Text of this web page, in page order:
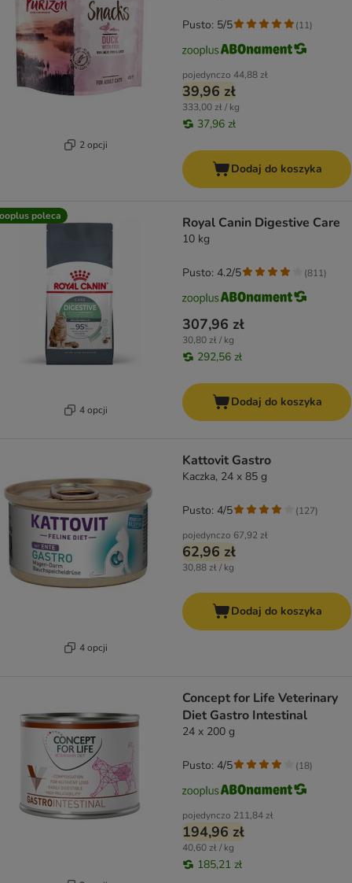
2 opcji
pojedynczo 44,88 zł
39,96 zł
333,00 zł / kg
37,96 zł
Pusto: 5/5 (11)
Dodaj do koszyka
poleca
4 opcji
Royal Canin Digestive Care
10 kg
307,96 zł
30,80 zł / kg
292,56 zł
Pusto: 4.2/5 (811)
Dodaj do koszyka
4 opcji
Kattovit Gastro
Kaczka, 24 x 85 g
pojedynczo 67,92 zł
62,96 zł
30,88 zł / kg
Pusto: 4/5 (127)
Dodaj do koszyka
Concept for Life Veterinary
Diet Gastro Intestinal
24 x 200 g
pojedynczo 211,84 zł
194,96 zł
40,60 zł / kg
185,21 zł
Pusto: 4/5 (18)